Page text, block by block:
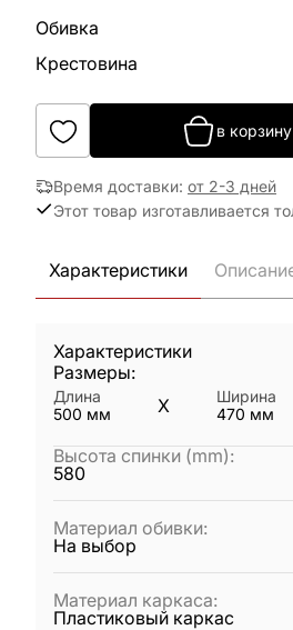
Обивка
Крестовина
в корзину
Время доставки: от 2-3 дней
Этот товар изготавливается
Характеристики
Характеристики
Размеры:
Длина
500 мм X
Ширина
470 мм
Высота спинки (mm):
580
Материал обивки:
На выбор
Материал каркаса:
Пластиковый каркас